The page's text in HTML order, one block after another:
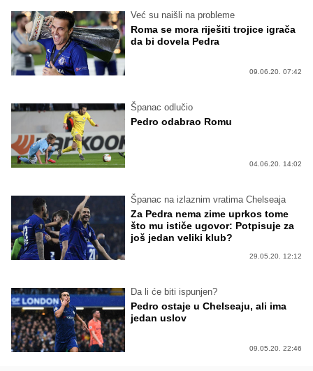
Već su naišli na probleme
Roma se mora riješiti trojice igrača
da bi dovela Pedra
09.06.20. 07:42
Španac odlučio
Pedro odabrao Romu
04.06.20. 14:02
Španac na izlaznim vratima Chelseaja
Za Pedra nema zime uprkos tome
što mu ističe ugovor: Potpisuje za
još jedan veliki klub?
29.05.20. 12:12
Da li će biti ispunjen?
Pedro ostaje u Chelseaju, ali ima
jedan uslov
09.05.20. 22:46